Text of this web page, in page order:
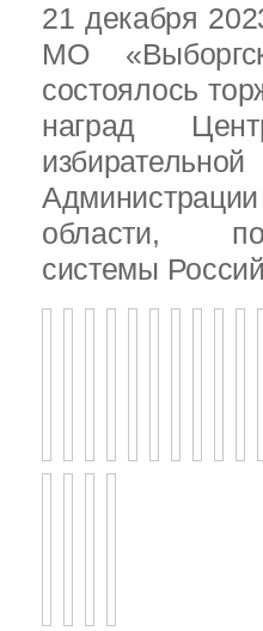
21 декабря
МО
состоялось
наград
области,
системы